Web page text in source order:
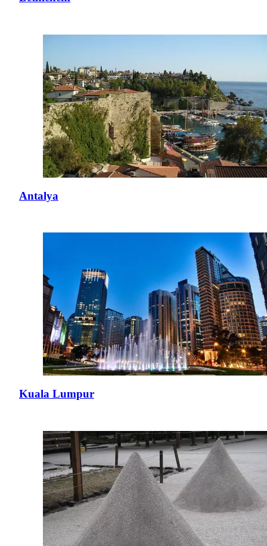
Antalya
Kuala Lumpur